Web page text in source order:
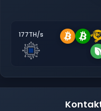
177TH/s